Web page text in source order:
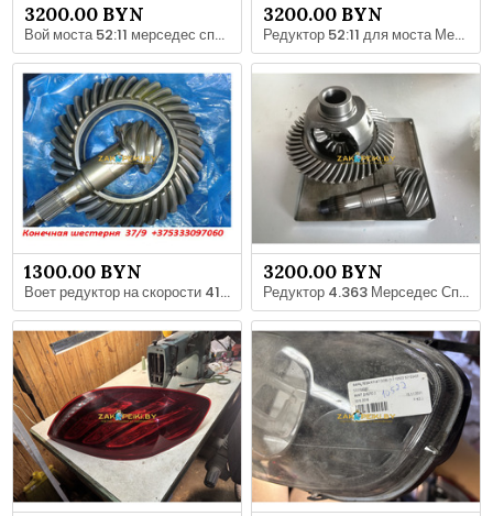
3200.00 BYN
Вой моста 52:11 мерседес спринтер 906
3200.00 BYN
Редуктор 52:11 для моста Мерседес Спринтер 511
1300.00 BYN
Воет редуктор на скорости 416 Спринтера замена главной пары 37:9,i-4,11
3200.00 BYN
Редуктор 4.363 Мерседес Спринтер Спарка